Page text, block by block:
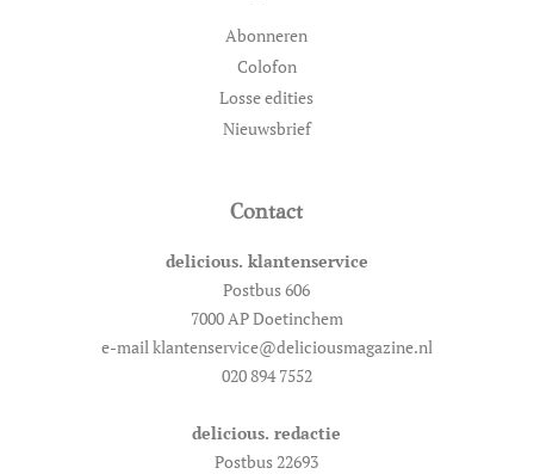
Abonneren
Colofon
Losse edities
Nieuwsbrief
Contact
delicious. klantenservice
Postbus 606
7000 AP Doetinchem
e-mail klantenservice@deliciousmagazine.nl
020 894 7552
delicious. redactie
Postbus 22693